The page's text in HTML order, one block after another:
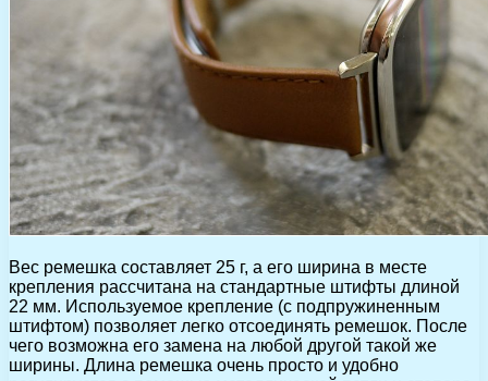
Вес ремешка составляет 25 г, а его ширина в месте
крепления рассчитана на стандартные штифты длиной
22 мм. Используемое крепление (с подпружиненным
штифтом) позволяет легко отсоединять ремешок. После
чего возможна его замена на любой другой такой же
ширины. Длина ремешка очень просто и удобно